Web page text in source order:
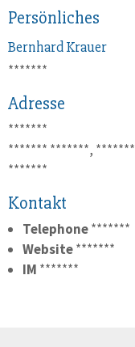
Persönliches
BernhardKrauer
*******
Adresse
*******
******* *******, *******
*******
Kontakt
Telephone*******
Website*******
IM *******